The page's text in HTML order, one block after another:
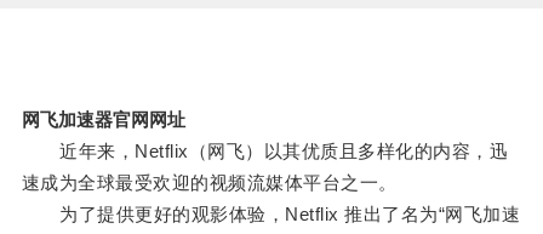
网飞加速器官网网址
近年来，Netflix（网飞）以其优质且多样化的内容，迅
速成为全球最受欢迎的视频流媒体平台之一。
为了提供更好的观影体验，Netflix 推出了名为“网飞加速